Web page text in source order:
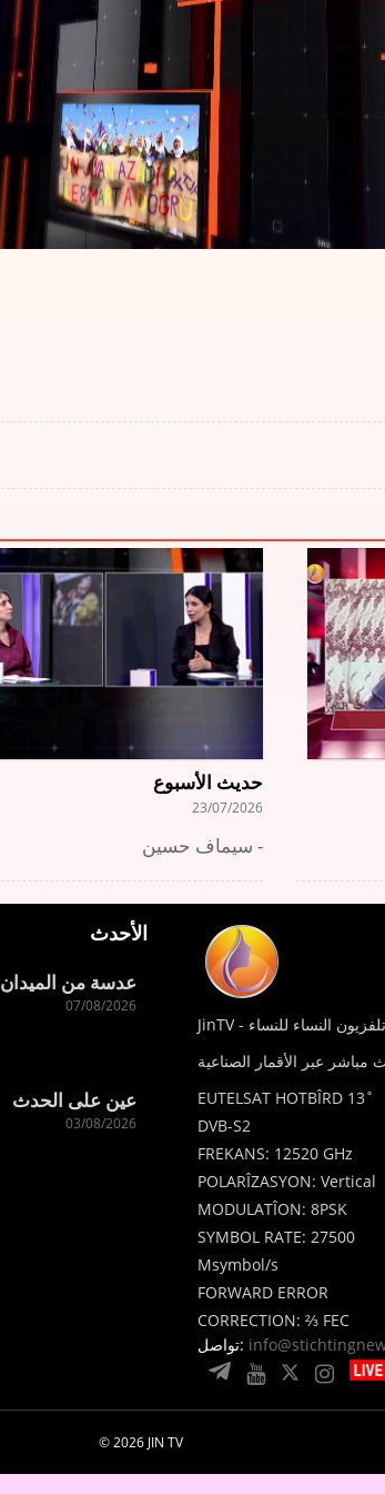
حديث الأسبوع
23/07/2026
سيماف حسين -
EUTELSAT HOTBÎRD 13˚
DVB-S2
FREKANS: 12520 GHz
POLARÎZASYON: Vertical
MODULATÎON: 8PSK
SYMBOL RATE: 27500
Msymbol/s
FORWARD ERROR
CORRECTION: ⅔ FEC
تواصل:
الأحدث
عدسة من الميدان
07/08/2026
عين على الحدث
03/08/2026
© 2026 JIN TV